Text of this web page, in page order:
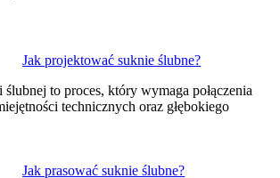
Jak projektować suknie ślubne?
to proces, który wymaga połączenia
technicznych oraz głębokiego
Jak prasować suknie ślubne?